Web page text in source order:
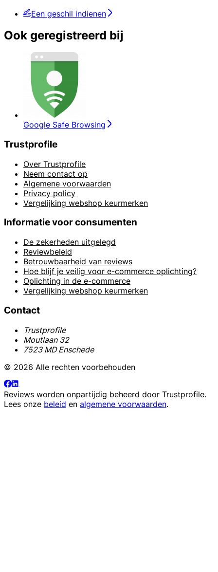
Een geschil indienen
Ook geregistreerd bij
Google Safe Browsing
Trustprofile
Over Trustprofile
Neem contact op
Algemene voorwaarden
Privacy policy
Vergelijking webshop keurmerken
Informatie voor consumenten
De zekerheden uitgelegd
Reviewbeleid
Betrouwbaarheid van reviews
Hoe blijf je veilig voor e-commerce oplichting?
Oplichting in de e-commerce
Vergelijking webshop keurmerken
Contact
Trustprofile
Moutlaan 32
7523 MD Enschede
© 2026 Alle rechten voorbehouden
Reviews worden onpartijdig beheerd door Trustprofile.
Lees onze beleid en algemene voorwaarden.